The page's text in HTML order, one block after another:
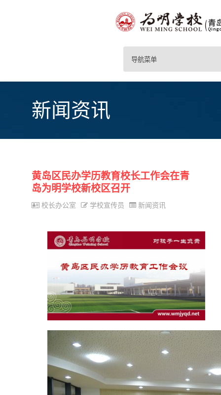
导航菜单
新闻资讯
黄岛区民办学历教育校长工作会在青
岛为明学校新校区召开
校长办公室 学校宣传员 新闻资讯